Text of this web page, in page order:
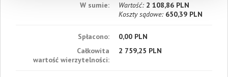
W sumie: Wartość: 2 108,86 PLN
Koszty sądowe: 650,39 PLN
Spłacono:
0,00 PLN
Całkowita
wartość wierzytelności:
2 759,25 PLN